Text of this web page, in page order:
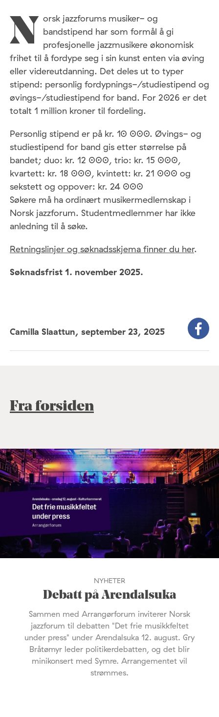
N orsk jazzforums musiker- og
bandstipend har som formål å gi
profesjonelle jazzmusikere økonomisk
frihet til å fordype seg i sin kunst enten via øving
eller videreutdanning. Det deles ut to typer
stipend: personlig fordypnings-/studiestipend og
øvings-/studiestipend for band. For 2026 er det
totalt 1 million kroner til fordeling.
Personlig stipend er på kr. 10 000. Øvings- og
studiestipend for band gis etter størrelse på
bandet; duo: kr. 12 000, trio: kr. 15 000,
kvartett: kr. 18 000, kvintett: kr. 21 000 og
sekstett og oppover: kr. 24 000
Søkere må ha ordinært musikermedlemskap i
Norsk jazzforum. Studentmedlemmer har ikke
anledning til å søke.
Retningslinjer og søknadsskjema finner du her.
Søknadsfrist 1. november 2025.
Camilla Slaattun, september 23, 2025
Fra forsiden
NYHETER
Debatt på Arendalsuka
Sammen med Arrangørforum inviterer Norsk
jazzforum til debatten "Det frie musikkfeltet
under press" under Arendalsuka 12. august. Gry
Bråtømyr leder politikerdebatten, og det blir
minikonsert med Symre. Arrangementet vil
strømmes.